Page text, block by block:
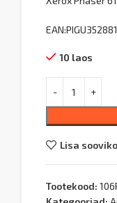
10 laos
Lisa
Tootekood: